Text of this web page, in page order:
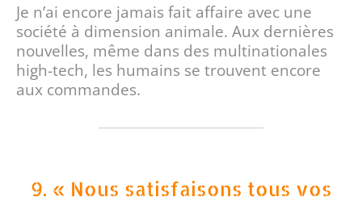
Je n’ai encore jamais fait affaire avec une
société à dimension animale. Aux dernières
nouvelles, même dans des multinationales
high-tech, les humains se trouvent encore
aux commandes.
9. « Nous satisfaisons tous vos